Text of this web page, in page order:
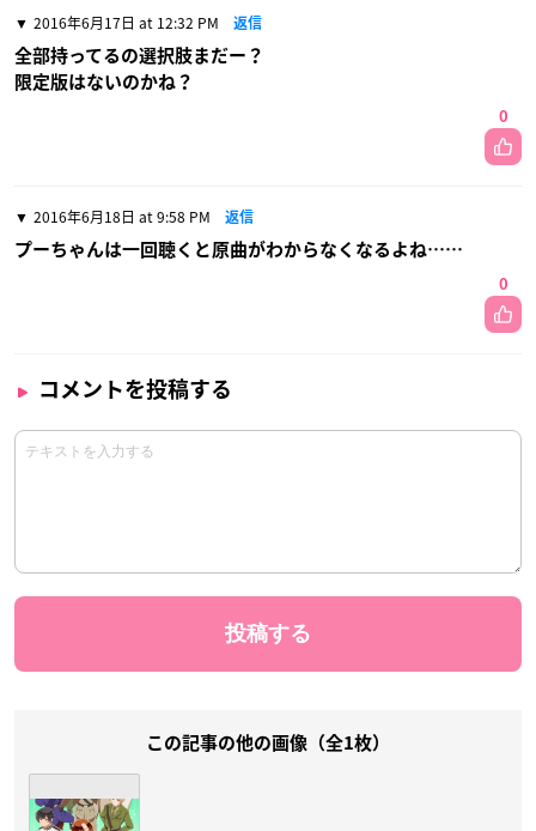
2016年6月17日 at 12:32 PM 返信
全部持ってるの選択肢まだー？
限定版はないのかね？
0
2016年6月18日 at 9:58 PM 返信
プーちゃんは一回聴くと原曲がわからなくなるよね……
0
コメントを投稿する
この記事の他の画像（全1枚）